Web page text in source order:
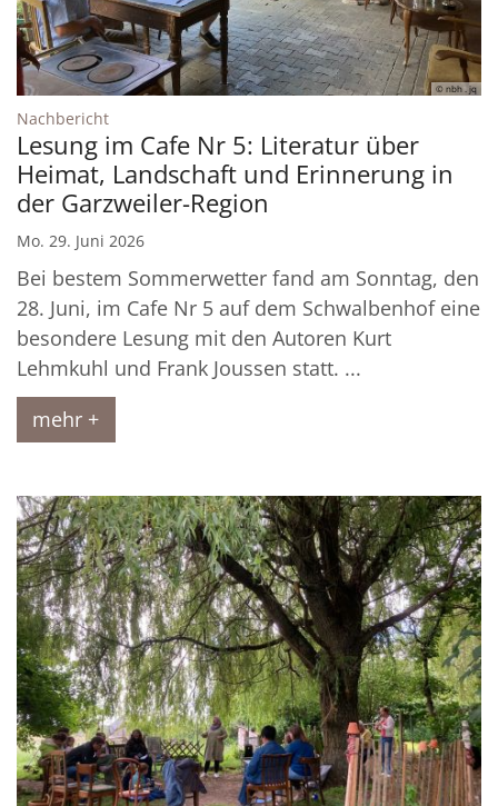
© nbh . jq
Nachbericht:
Lesung im Cafe Nr 5: Literatur über
Heimat, Landschaft und Erinnerung in
der Garzweiler-Region
Mo. 29. Juni 2026
Bei bestem Sommerwetter fand am Sonntag, den
28. Juni, im Cafe Nr 5 auf dem Schwalbenhof eine
besondere Lesung mit den Autoren Kurt
Lehmkuhl und Frank Joussen statt. ...
mehr +